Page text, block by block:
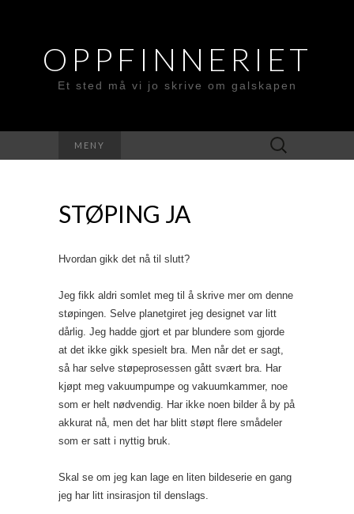
OPPFINNERIET
Et sted må vi jo skrive om galskapen
MENY
Søk
etter:
STØPING JA
Hvordan gikk det nå til slutt?
Jeg fikk aldri somlet meg til å skrive mer om denne
støpingen. Selve planetgiret jeg designet var litt
dårlig. Jeg hadde gjort et par blundere som gjorde
at det ikke gikk spesielt bra. Men når det er sagt,
så har selve støpeprosessen gått svært bra. Har
kjøpt meg vakuumpumpe og vakuumkammer, noe
som er helt nødvendig. Har ikke noen bilder å by på
akkurat nå, men det har blitt støpt flere smådeler
som er satt i nyttig bruk.
Skal se om jeg kan lage en liten bildeserie en gang
jeg har litt insirasjon til denslags.